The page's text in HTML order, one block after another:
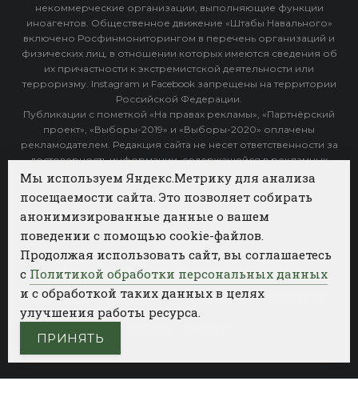
некоммерческие организации, выполняющие функции
иноагентов. Общественное движение «Штабы Навального»
включено Росфинмониторингом в перечень организаций и
физических лиц, в отношении которых имеются сведения об
их причастности к экстремистской деятельности или
терроризму. Instagram и Facebook запрещены на территории
Российской Федерации.
Публикации с пометкой «На правах рекламы», «Партнёрский
проект», «Выборы-2019» и «Выборы-2020» оплачены
рекламодателем. Редакция сайта не несет ответственности за
достоверность информации, содержащейся в рекламных
объявлениях.
ФОТОБАНК АГЕНТСТВА БИЗНЕС НОВОСТЕЙ
РЕГИОНЫ ПОЛИТИКА ОБЩЕСТВО
Мы используем Яндекс.Метрику для анализа
посещаемости сайта. Это позволяет собирать
анонимизированные данные о вашем
поведении с помощью cookie-файлов.
Продолжая использовать сайт, вы соглашаетесь
с Политикой обработки персональных данных
и с обработкой таких данных в целях
улучшения работы ресурса.
ПРИНЯТЬ